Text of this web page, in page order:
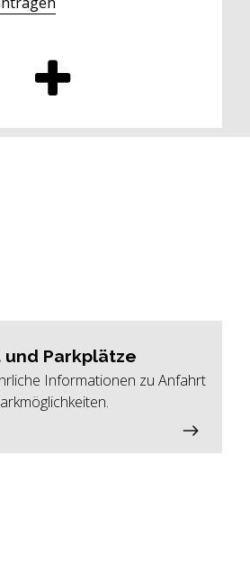
Parkplätze
Informationen zu Anfahrt